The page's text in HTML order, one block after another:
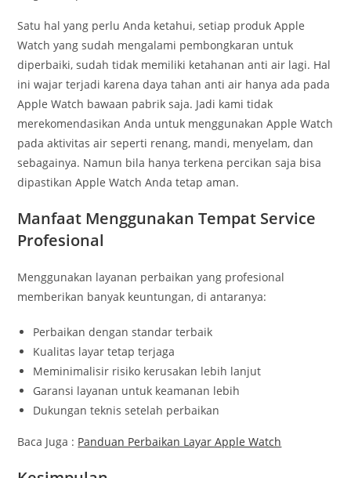
Satu hal yang perlu Anda ketahui, setiap produk Apple
Watch yang sudah mengalami pembongkaran untuk
diperbaiki, sudah tidak memiliki ketahanan anti air lagi. Hal
ini wajar terjadi karena daya tahan anti air hanya ada pada
Apple Watch bawaan pabrik saja. Jadi kami tidak
merekomendasikan Anda untuk menggunakan Apple Watch
pada aktivitas air seperti renang, mandi, menyelam, dan
sebagainya. Namun bila hanya terkena percikan saja bisa
dipastikan Apple Watch Anda tetap aman.
Manfaat Menggunakan Tempat Service
Profesional
Menggunakan layanan perbaikan yang profesional
memberikan banyak keuntungan, di antaranya:
Perbaikan dengan standar terbaik
Kualitas layar tetap terjaga
Meminimalisir risiko kerusakan lebih lanjut
Garansi layanan untuk keamanan lebih
Dukungan teknis setelah perbaikan
Baca Juga : Panduan Perbaikan Layar Apple Watch